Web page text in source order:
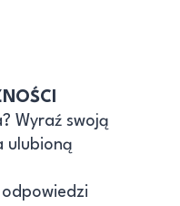
Wyraź swoją
ulubioną